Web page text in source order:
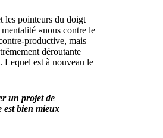
les pointeurs du doigt
«nous contre le
productive, mais
déroutante
Lequel est à nouveau le
un projet de
bien mieux